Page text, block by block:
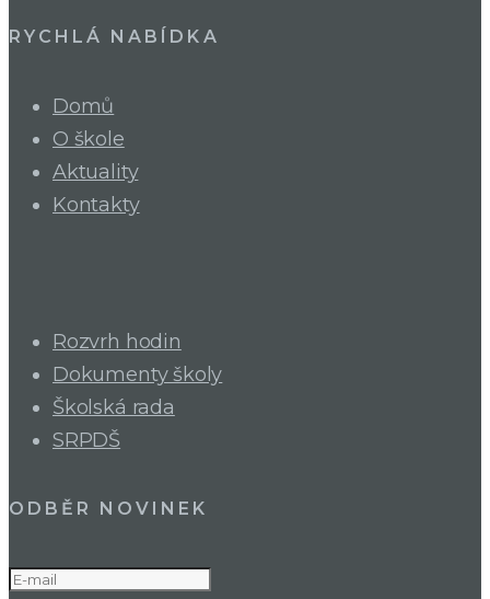
RYCHLÁ NABÍDKA
Domů
O škole
Aktuality
Kontakty
Rozvrh hodin
Dokumenty školy
Školská rada
SRPDŠ
ODBĚR NOVINEK